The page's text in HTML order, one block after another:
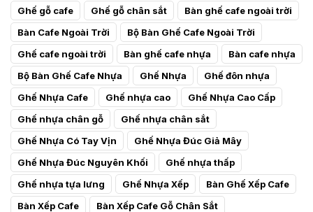
Ghế gỗ cafe
Ghế gỗ chân sắt
Bàn ghế cafe ngoài trời
Bàn Cafe Ngoài Trời
Bộ Bàn Ghế Cafe Ngoài Trời
Ghế cafe ngoài trời
Bàn ghế cafe nhựa
Bàn cafe nhựa
Bộ Bàn Ghế Cafe Nhựa
Ghế Nhựa
Ghế đôn nhựa
Ghế Nhựa Cafe
Ghế nhựa cao
Ghế Nhựa Cao Cấp
Ghế nhựa chân gỗ
Ghế nhựa chân sắt
Ghế Nhựa Có Tay Vịn
Ghế Nhựa Đúc Giả Mây
Ghế Nhựa Đúc Nguyên Khối
Ghế nhựa thấp
Ghế nhựa tựa lưng
Ghế Nhựa Xếp
Bàn Ghế Xếp Cafe
Bàn Xếp Cafe
Bàn Xếp Cafe Gỗ Chân Sắt